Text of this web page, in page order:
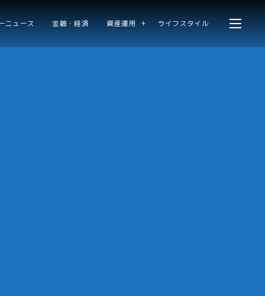
ニュース 金融・経済 資産運用 ライフスタイル